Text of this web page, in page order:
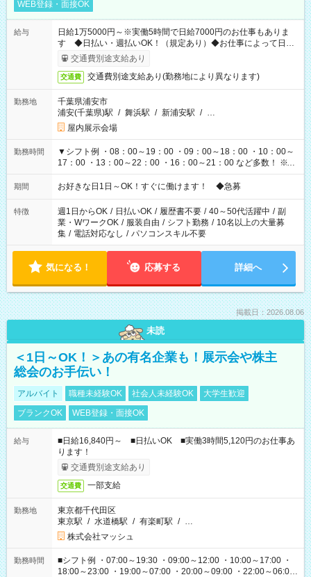
WEB登録・面接OK
給与
日給1万5000円～※実働5時間で日給7000円のお仕事もありま
す ◆日払い・週払いOK！（規定あり）◆お仕事によって日給
も異なります
交通費別途支給あり
交通費 交通費別途支給あり(勤務地により異なります)
勤務地
千葉県浦安市
浦安(千葉県)駅 / 舞浜駅 / 新浦安駅 / …
屋内展示会場
勤務時間
▼シフト例 ・08：00～19：00 ・09：00～18：00 ・10：00～
17：00 ・13：00～22：00 ・16：00～21：00 など多数！ ※お
仕事により勤務時間が異なります
期間 お好きな日1日～OK！すぐに働けます！ ◆急募
特徴 週1日からOK / 日払いOK / 履歴書不要 / 40～50代活躍中 / 副
業・WワークOK / 服装自由 / シフト勤務 / 10名以上の大量募
集 / 電話対応なし / パソコンスキル不要
気になる！ 応募する 詳細へ
掲載日：2026.08.06
未読
＜1日～OK！＞あの有名企業も！展示会や株主
総会のお手伝い！
アルバイト 職種未経験OK 社会人未経験OK
大学生歓迎
ブランクOK
WEB登録・面接OK
給与
■日給16,840円～ ■日払いOK ■実働3時間5,120円のお仕事あ
ります！
交通費別途支給あり
交通費 一部支給
勤務地
東京都千代田区
東京駅 / 水道橋駅 / 有楽町駅 / …
株式会社マッシュ
勤務時間
■シフト例 ・07:00～19:30 ・09:00～12:00 ・10:00～17:00 ・
18:00～23:00 ・19:00～07:00 ・20:00～09:00 ・22:00～06:00